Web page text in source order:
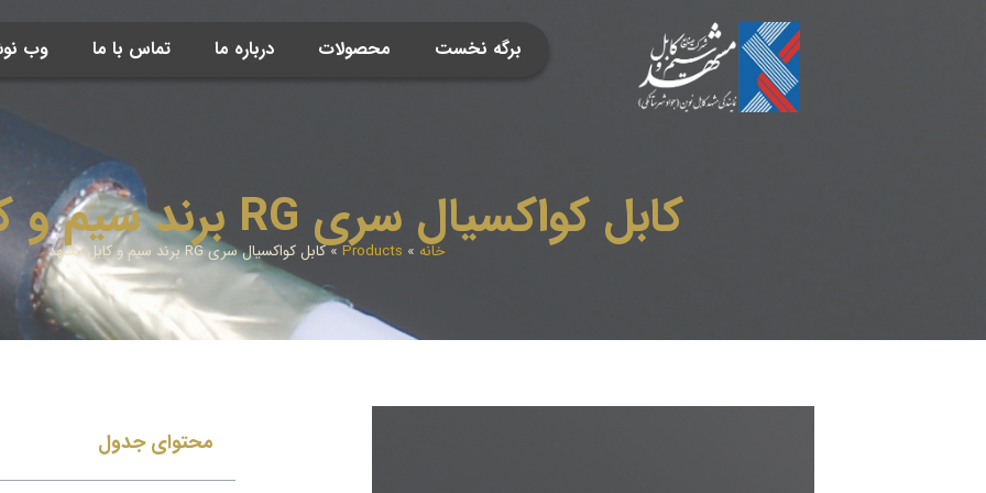
برگه نخست محصولات درباره ما تماس با ما وب
کابل کواکسيال سری RG برند سیم و کابل مشهد
خانه »
Products
»کابل کواکسيال سری RG برند سیم و کابل مشهد
محتوای جدول